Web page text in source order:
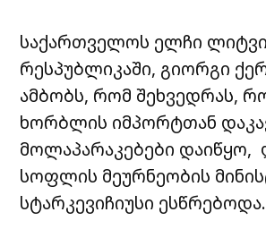
საქართველოს ელჩი
რესპუბლიკაში, გიორგი
ამბობს, რომ შეხვედრას,
ხორბლის იმპორტთან
მოლაპარაკებები დაიწყო,
სოფლის მეურნეობის
სტარკევიჩიუსი ესწრებოდა.